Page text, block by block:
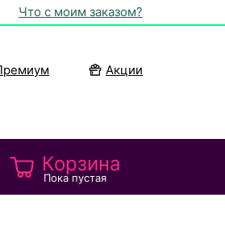
Что с моим заказом?
Акции
Корзина
Пока пустая